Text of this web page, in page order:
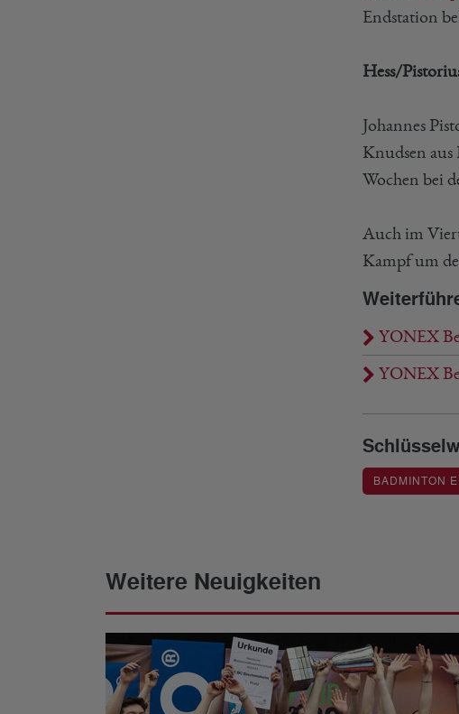
Endstation
Hess/
Johannes
Knudsen
Wochen bei
Auch im
Kampf um
YONEX
YONEX
BADMINTON
Weitere Neuigkeiten